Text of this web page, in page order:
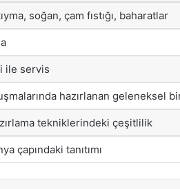
soğan, çam fıstığı, baharatlar
ile servis
hazırlanan geleneksel
tekniklerindeki çeşitlilik
çapındaki tanıtımı